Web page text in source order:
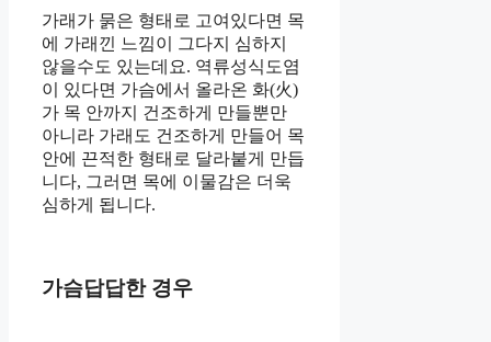
가래가 묽은 형태로 고여있다면 목
에 가래낀 느낌이 그다지 심하지
않을수도 있는데요. 역류성식도염
이 있다면 가슴에서 올라온 화(火)
가 목 안까지 건조하게 만들뿐만
아니라 가래도 건조하게 만들어 목
안에 끈적한 형태로 달라붙게 만듭
니다, 그러면 목에 이물감은 더욱
심하게 됩니다.
가슴답답한 경우